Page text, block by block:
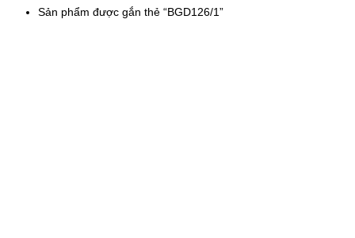
Sản phẩm được gắn thẻ “BGD126/1”